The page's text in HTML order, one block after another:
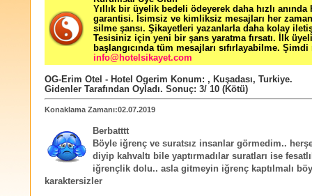
Yıllık bir üyelik bedeli ödeyerek daha hızlı
garantisi. İsimsiz ve kimliksiz mesajları her zaman
silme şansı. Şikayetleri yazanlarla daha kolay
Tesisiniz için yeni bir şans yaratma fırsatı. İlk
başlangıcında tüm mesajları sıfırlayabilme. Şimdi
info@hotelsikayet.com
OG-Erim Otel - Hotel Ogerim Konum: , Kuşadası, Turkiye.
Gidenler Tarafından Oyladı. Sonuç: 3/ 10 (Kötü)
Konaklama Zamanı:02.07.2019
Berbatttt
Böyle iğrenç ve suratsız insanlar görmedim..
diyip kahvaltı bile yaptırmadılar suratları ise
iğrençlik dolu.. asla gitmeyin iğrenç kaptılmalı
karaktersizler